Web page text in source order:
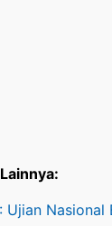
Ujian Nasional